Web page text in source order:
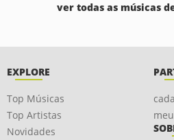
ver todas as músicas
EXPLORE
Top Músicas
Top Artistas
Novidades